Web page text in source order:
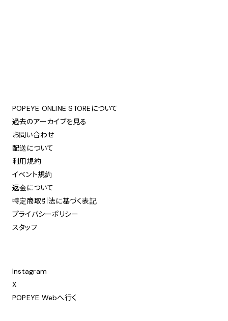
POPEYE ONLINE STOREについて
過去のアーカイブを見る
お問い合わせ
配送について
利用規約
イベント規約
返金について
特定商取引法に基づく表記
プライバシーポリシー
スタッフ
Instagram
X
POPEYE Webへ行く